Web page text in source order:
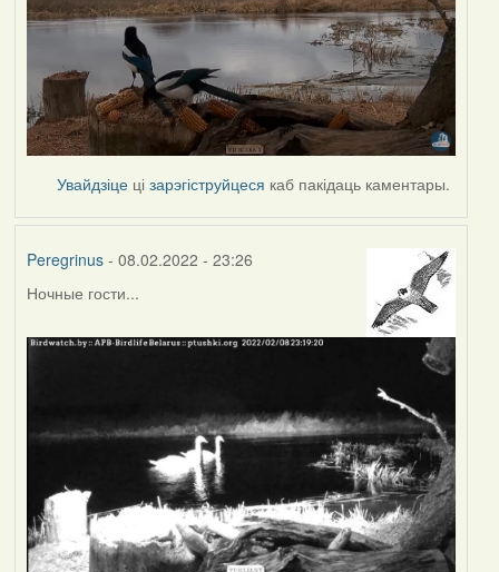
Увайдзіце цізарэгіструйцеся каб пакідаць каментары.
Peregrinus- 08.02.2022 - 23:26
Ночные гости...